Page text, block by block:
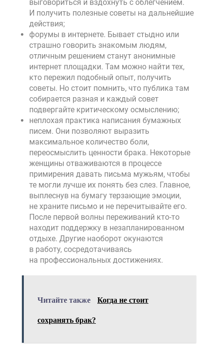
выговориться и вздохнуть с облегчением.
И получить полезные советы на дальнейшие
действия;
форумы в интернете. Бывает стыдно или
страшно говорить знакомым людям,
отличным решением станут анонимные
интернет площадки. Там можно найти тех,
кто пережил подобный опыт, получить
советы. Но стоит помнить, что публика там
собирается разная и каждый совет
подвергайте критическому осмыслению;
неплохая практика написания бумажных
писем. Они позволяют выразить
максимальное количество боли,
переосмыслить ценности брака. Некоторые
женщины отваживаются в процессе
примирения давать письма мужьям, чтобы
те могли лучше их понять без слез. Главное,
выплеснув на бумагу терзающие эмоции,
не храните письмо и не перечитывайте его.
После первой волны переживаний кто-то
находит поддержку в незапланированном
отдыхе. Другие наоборот окунаются
в работу, сосредотачиваясь
на профессиональных достижениях.
Читайте также Когда не стоит
сохранять брак?